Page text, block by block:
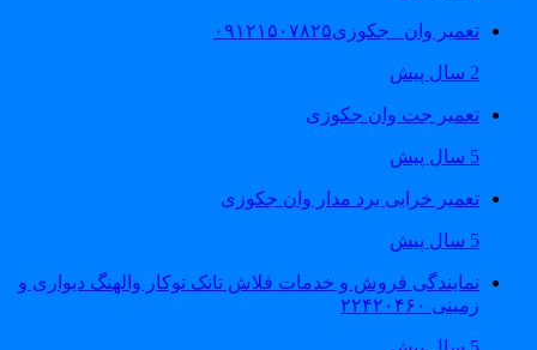
تعمیر وان _جکوزی۰۹۱۲۱۵۰۷۸۲۵
تعمیر جت وان جکوزی
تعمیر خرابی برد مدار وان جکوزی
نمایندگی فروش و خدمات فلاش تانک توکار والهنگ دیواری و
زمینی ۲۲۴۲۰۴۶۰